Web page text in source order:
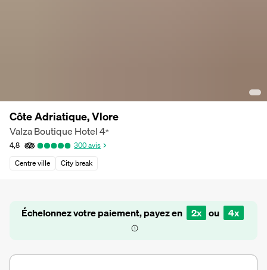
Côte Adriatique, Vlore
Valza Boutique Hotel4*
4,8 300avis
Centre ville
City break
Échelonnez votre paiement, payez en 2x ou 4x